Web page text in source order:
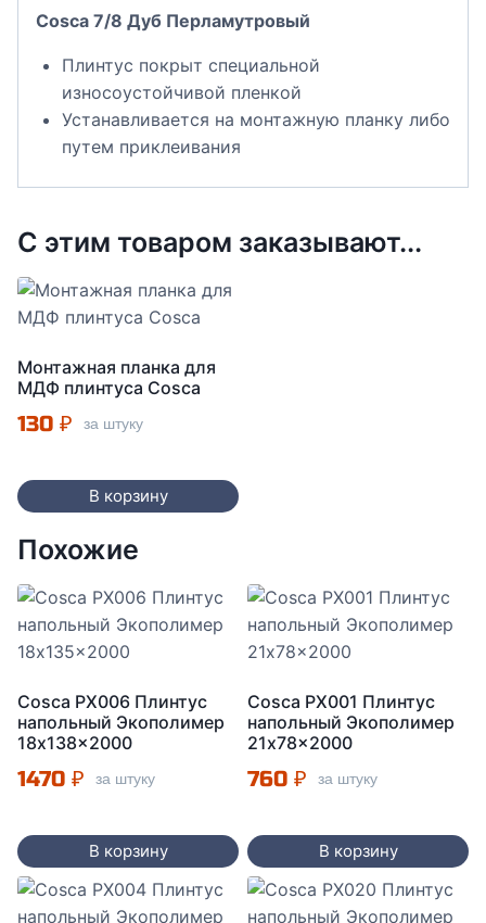
Cosca 7/8 Дуб Перламутровый
Плинтус покрыт специальной
износоустойчивой пленкой
Устанавливается на монтажную планку либо
путем приклеивания
С этим товаром заказывают...
Монтажная планка для
МДФ плинтуса Cosca
130 ₽ за штуку
В корзину
Похожие
Cosca PX006 Плинтус
напольный Экополимер
18x138x2000
1470 ₽ за штуку
В корзину
Cosca PX001 Плинтус
напольный Экополимер
21x78x2000
760 ₽ за штуку
В корзину